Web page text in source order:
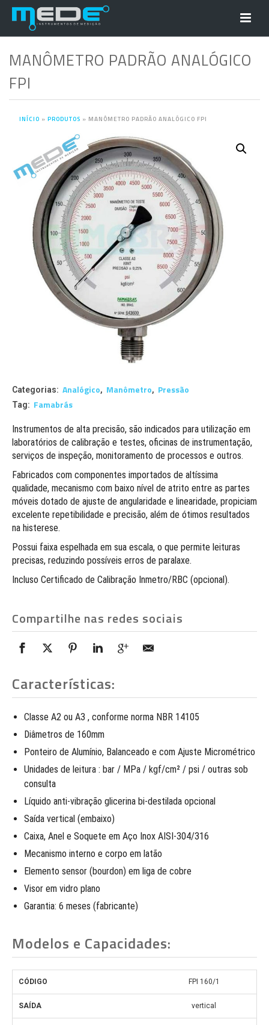
MANÔMETRO PADRÃO ANALÓGICO
FPI
INÍCIO » PRODUTOS » MANÔMETRO PADRÃO ANALÓGICO FPI
Categorias: Analógico, Manômetro, Pressão
Tag: Famabrás
Instrumentos de alta precisão, são indicados para utilização em
laboratórios de calibração e testes, oficinas de instrumentação,
serviços de inspeção, monitoramento de processos e outros.
Fabricados com componentes importados de altíssima
qualidade, mecanismo com baixo nível de atrito entre as partes
móveis dotado de ajuste de angularidade e linearidade, propiciam
excelente repetibilidade e precisão, além de ótimos resultados
na histerese.
Possui faixa espelhada em sua escala, o que permite leituras
precisas, reduzindo possíveis erros de paralaxe.
Incluso Certificado de Calibração Inmetro/RBC (opcional).
Compartilhe nas redes sociais
Características:
Classe A2 ou A3 , conforme norma NBR 14105
Diâmetros de 160mm
Ponteiro de Alumínio, Balanceado e com Ajuste Micrométrico
Unidades de leitura : bar / MPa / kgf/cm² / psi / outras sob
consulta
Líquido anti-vibração glicerina bi-destilada opcional
Saída vertical (embaixo)
Caixa, Anel e Soquete em Aço Inox AISI-304/316
Mecanismo interno e corpo em latão
Elemento sensor (bourdon) em liga de cobre
Visor em vidro plano
Garantia: 6 meses (fabricante)
Modelos e Capacidades:
FPI 160/1
vertical